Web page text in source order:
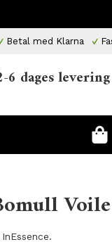
Betal med Klarna
6 dages levering